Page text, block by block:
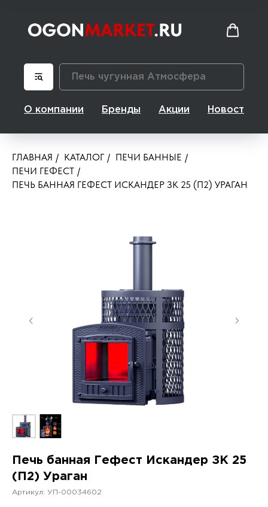
О компании Бренды Акции Новости
ГЛАВНАЯ / КАТАЛОГ / ПЕЧИ БАННЫЕ /
ПЕЧИ ГЕФЕСТ /
ПЕЧЬ БАННАЯ ГЕФЕСТ ИСКАНДЕР ЗК 25 (П2) УРАГАН
Печь банная Гефест Искандер ЗК 25
(П2) Ураган
Артикул: УП-00034602